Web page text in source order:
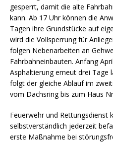
gesperrt, damit die alte
kann. Ab 17 Uhr können die
Tagen ihre Grundstücke auf
wird die Vollsperrung für
folgen Nebenarbeiten an
Fahrbahneinbauten. Anfang
Asphaltierung erneut drei Tage
folgt der gleiche Ablauf im
vom Dachsring bis zum Haus
Feuerwehr und Rettungsdienst
selbstverständlich jederzeit
erste Maßnahme bei